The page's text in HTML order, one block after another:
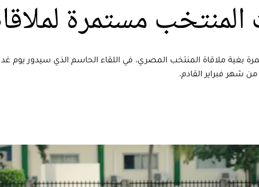
المنتخب مستمرة
بغية ملاقاة المنتخب المصري، في اللقاء الحاسم الذي سيدور يوم غد
شهر فبراير القادم.